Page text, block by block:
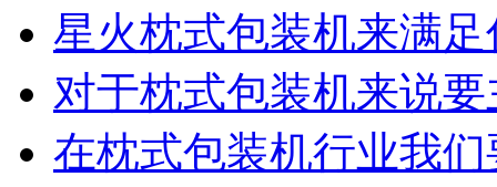
星火枕式包装机来满足
对于枕式包装机来说
在枕式包装机行业我们